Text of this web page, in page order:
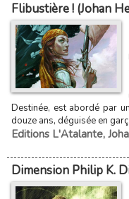
Flibustière ! (Johan
Destinée, est abordé par
douze ans, déguisée en
Editions L'Atalante,
Dimension Philip K.